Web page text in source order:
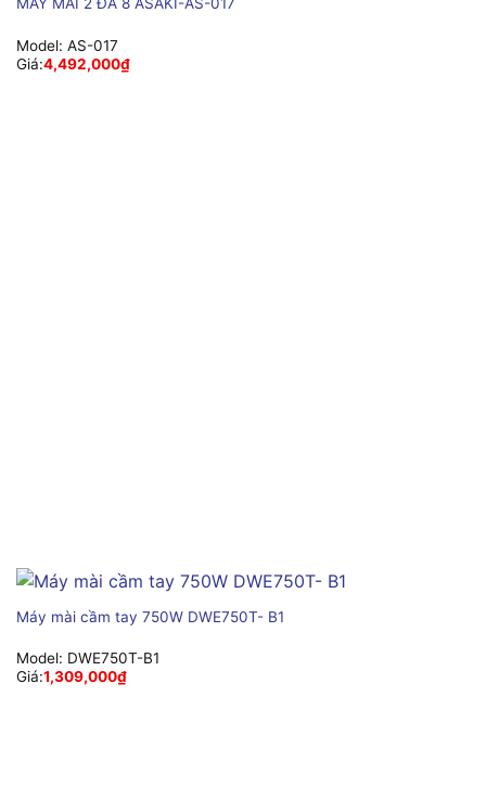
MÁY MÀI 2 ĐÁ 8 ASAKI-AS-017
Model: AS-017
Giá:4,492,000₫
Máy mài cầm tay 750W DWE750T- B1
Model: DWE750T-B1
Giá:1,309,000₫